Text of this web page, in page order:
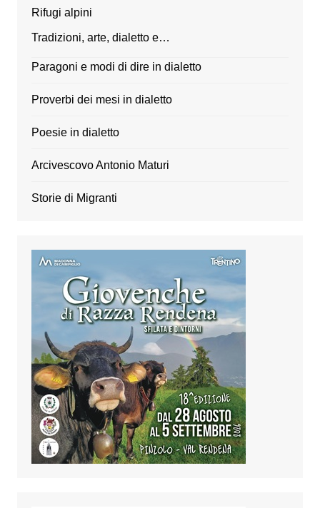
Rifugi alpini
Tradizioni, arte, dialetto e…
Paragoni e modi di dire in dialetto
Proverbi dei mesi in dialetto
Poesie in dialetto
Arcivescovo Antonio Maturi
Storie di Migranti